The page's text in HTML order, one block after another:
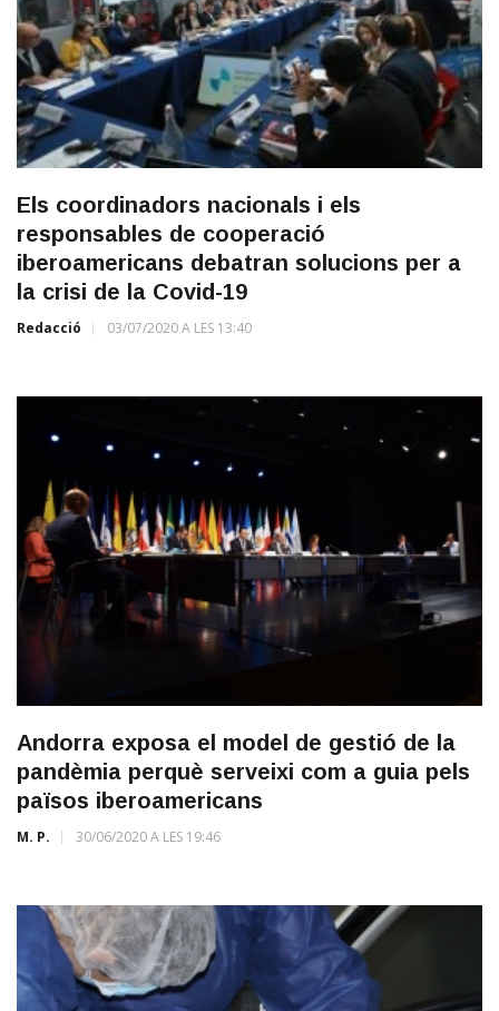
Els coordinadors nacionals i els
responsables de cooperació
iberoamericans debatran solucions per a
la crisi de la Covid-19
Redacció 03/07/2020 A LES 13:40
Andorra exposa el model de gestió de la
pandèmia perquè serveixi com a guia pels
països iberoamericans
M. P. 30/06/2020 A LES 19:46